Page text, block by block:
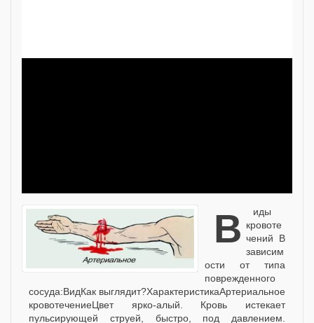
Виды кровоте
чений В
зависим
ости от типа
поврежденного
сосуда:ВидКак выглядит?ХарактеристикаАртериальное
кровотечениеЦвет ярко-алый. Кровь истекает
пульсирующей струей, быстро, под давлением.